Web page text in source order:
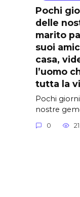
Pochi
delle
marito
suoi
casa,
l’uomo
tutta la
Pochi
nostre
0 21